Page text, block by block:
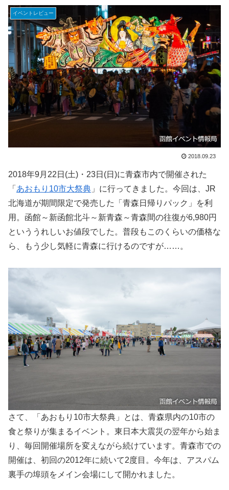
イベントレビュー
2018.09.23
2018年9月22日(土)・23日(日)に青森市内で開催された
「 あおもり10市大祭典 」に行ってきました。今回は、JR
北海道が期間限定で発売した「青森日帰りパック」を利
用。函館～新函館北斗～新青森～青森間の往復が6,980円
といううれしいお値段でした。普段もこのくらいの価格な
ら、もう少し気軽に青森に行けるのですが……。
さて、「あおもり10市大祭典」とは、青森県内の10市の
食と祭りが集まるイベント。東日本大震災の翌年から始ま
り、毎回開催場所を変えながら続けています。青森市での
開催は、初回の2012年に続いて2度目。今年は、アスパム
裏手の埠頭をメイン会場にして開かれました。